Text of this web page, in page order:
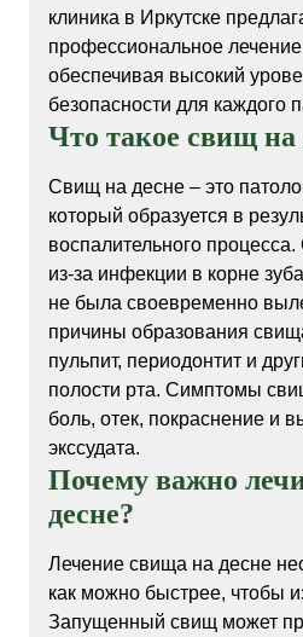
клиника в Иркутске
профессиональное
обеспечивая высокий
безопасности для каждого
Что такое свищ на
Свищ на десне – это
который образуется в
воспалительного
из-за инфекции в корне
не была своевременно
причины образования
пульпит, периодонтит и
полости рта. Симптомы
боль, отек, покраснение и
экссудата.
Почему важно
десне?
Лечение свища на десне
как можно быстрее, чтобы
Запущенный свищ может